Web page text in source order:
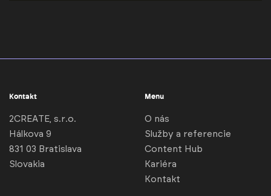
Kontakt
2CREATE, s.r.o.
Hálkova 9
831 03 Bratislava
Slovakia
Menu
O nás
Služby a referencie
Content Hub
Kariéra
Kontakt